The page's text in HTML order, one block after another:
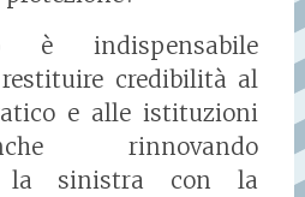
è indispensabile
credibilità al
e alle istituzioni
rinnovando
la sinistra con la